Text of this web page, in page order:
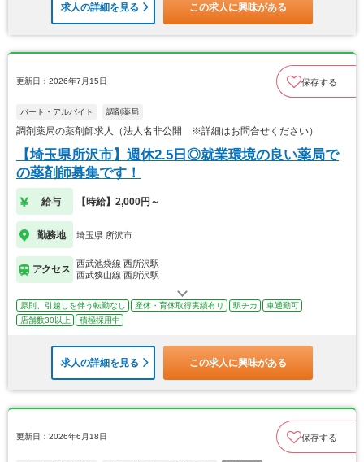
求人の詳細を見る この求人に興味がある
更新日：2026年7月15日 保存する
パート・アルバイト 調剤薬局
調剤薬局の薬剤師求人（法人名非公開 ※詳細はお問合せください）
【埼玉県所沢市】週休2.5日◎就業環境の良い薬局で
の薬剤師募集です！
給与 【時給】2,000円～
勤務地 埼玉県 所沢市
アクセス
西武池袋線 西所沢駅
西武狭山線 西所沢駅
原則、引越しを伴う転勤なし 産休・育休取得実績有り 駅チカ
車通勤可
店舗数30以上
積極採用中
求人の詳細を見る この求人に興味がある
更新日：2026年6月18日 保存する